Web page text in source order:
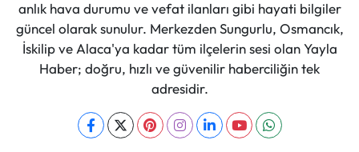
anlık hava durumu ve vefat ilanları gibi hayati bilgiler
güncel olarak sunulur. Merkezden Sungurlu, Osmancık,
İskilip ve Alaca'ya kadar tüm ilçelerin sesi olan Yayla
Haber; doğru, hızlı ve güvenilir haberciliğin tek
adresidir.